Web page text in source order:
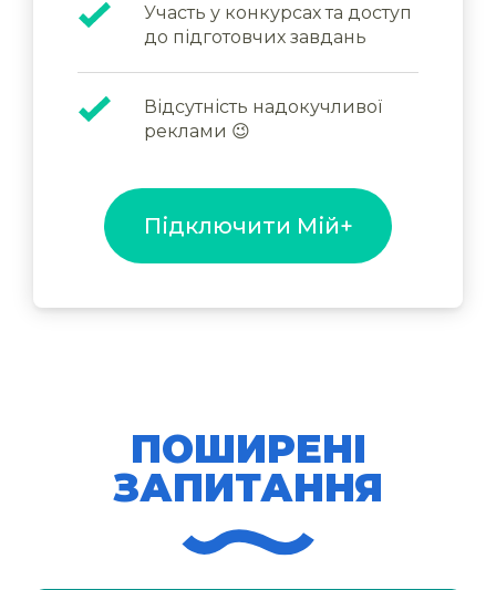
Участь у конкурсах та доступ
до підготовчих завдань
Відсутність надокучливої
реклами 😉
Підключити Мій+
ПОШИРЕНІ
ЗАПИТАННЯ